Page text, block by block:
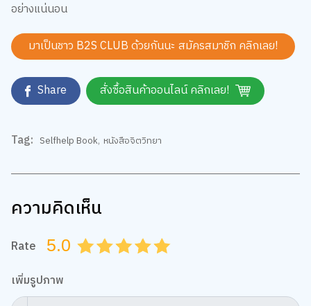
อย่างแน่นอน
มาเป็นชาว B2S CLUB ด้วยกันนะ สมัครสมาชิก คลิกเลย!
Share สั่งซื้อสินค้าออนไลน์ คลิกเลย!
Tag: Selfhelp Book, หนังสือจิตวิทยา
ความคิดเห็น
Rate 5.0 4.5
4.0
3.5
3.0
2.5
2.0
1.5
1.0
0.5
เพิ่มรูปภาพ